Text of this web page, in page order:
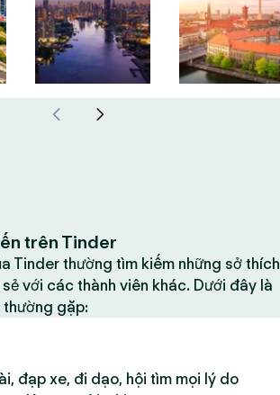
trên Tinder
Tinder thường tìm kiếm những sở thích
với các thành viên khác. Dưới đây là
gặp:
đạp xe, đi dạo, hội tìm mọi lý do